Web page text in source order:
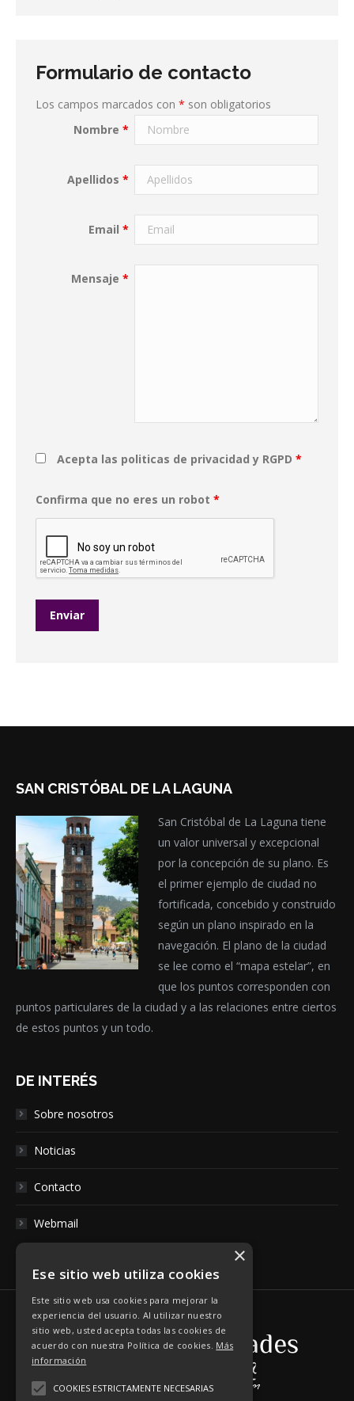
Formulario de contacto
Los campos marcados con * son obligatorios
Nombre*
Apellidos*
Email*
Mensaje*
Acepta las politicas de privacidad y RGPD *
Confirma que no eres un robot *
SAN CRISTÓBAL DE LA LAGUNA
San Cristóbal de La Laguna tiene
un valor universal y excepcional
por la concepción de su plano. Es
el primer ejemplo de ciudad no
fortificada, concebido y construido
según un plano inspirado en la
navegación. El plano de la ciudad
se lee como el “mapa estelar”, en
que los puntos corresponden con
puntos particulares de la ciudad y a las relaciones entre ciertos
de estos puntos y un todo.
DE INTERÉS
Sobre nosotros
Noticias
Contacto
Webmail
×
Ese sitio web utiliza cookies
Este sitio web usa cookies para mejorar la
experiencia del usuario. Al utilizar nuestro
sitio web, usted acepta todas las cookies de
acuerdo con nuestra Política de cookies. Más
información
COOKIES ESTRICTAMENTE NECESARIAS